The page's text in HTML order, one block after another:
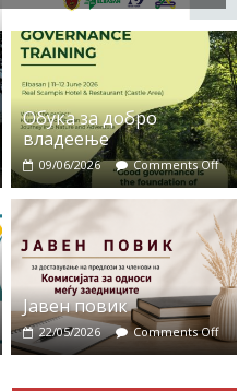
Обука за добро
владеење
09/06/2026 Comments Off
Јавен повик
22/05/2026 Comments Off